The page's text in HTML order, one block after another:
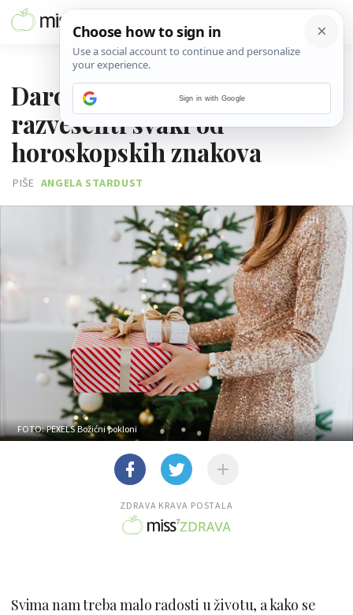
Darovi koji će najviše
razveseliti svaki od
horoskopskih znakova
PIŠE ANGELA STARDUST
FOTO: PEXELSBožićni pokloni
ZDRAVA KRAVA POSTALA
Svima nam treba malo radosti u životu, a kako se
Sign in with Google